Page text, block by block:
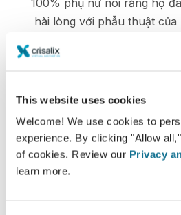
This website uses cookies
Welcome! We use cookies to
experience. By clicking "Allow
of cookies. Review our Privacy
learn more.
100% phụ nữ nói rằng họ
hài lòng với phẫu thuật
ảnh mô phỏng 3D Crisalix
ngực đã trải qua phẫu thuật từ tháng
năm 2011 tại Thụy Sĩ.